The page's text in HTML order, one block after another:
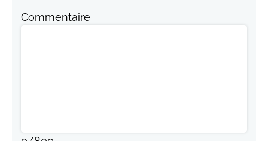
Commentaire